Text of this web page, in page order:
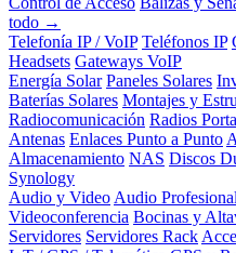
todo →
Telefonía IP / VoIP Teléfonos IP
Headsets Gateways VoIP
Energía Solar Paneles Solares
Baterías Solares Montajes y
Radiocomunicación Radios
Antenas Enlaces Punto a Punto
Almacenamiento NAS Discos
Synology
Audio y Video Audio Profesional
Videoconferencia Bocinas y
Servidores Servidores Rack